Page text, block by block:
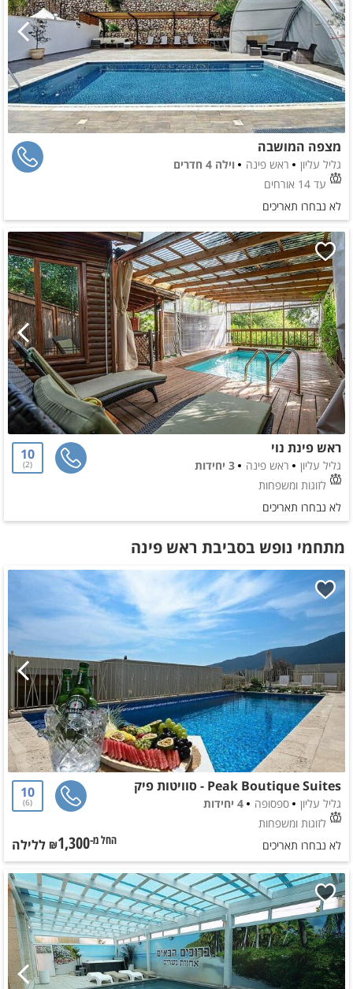
מצפה המושבה
גליל עליון ראש פינה
וילה 4 חדרים
עד 14 אורחים
לא נבחרו תאריכים
ראש פינת נוי
גליל עליון ראש פינה
3 יחידות
לזוגות ומשפחות
10
2
לא נבחרו תאריכים
מתחמי נופש בסביבת ראש פינה
Peak Boutique Suites - סוויטות פיק
גליל עליון ספסופה
4 יחידות
לזוגות ומשפחות
10
6
לא נבחרו תאריכים החל מ-₪1,300 ללילה